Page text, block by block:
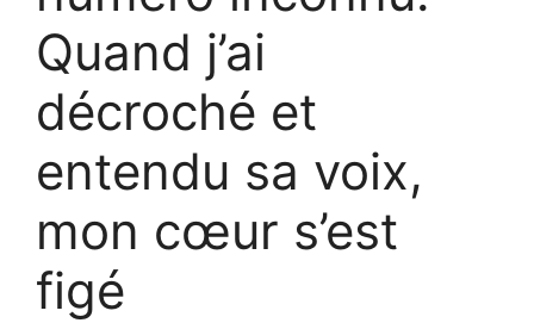
Quand j’ai
décroché et
entendu sa voix,
mon cœur s’est
figé